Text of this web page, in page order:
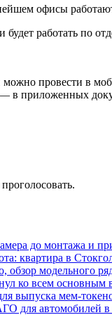
офисы
работать по
провести в
в приложенных
до монтажа и
квартира в
модельного
ко всем основным
выпуска мем-
для автомобилей